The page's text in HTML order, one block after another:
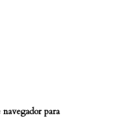
para